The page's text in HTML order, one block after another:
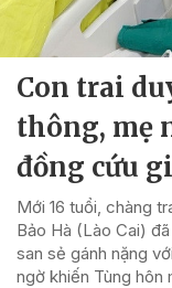
Con trai
thông, mẹ
đồng cứu
Mới 16 tuổi, chàng
Bảo Hà (Lào Cai)
san sẻ gánh nặng
ngờ khiến Tùng